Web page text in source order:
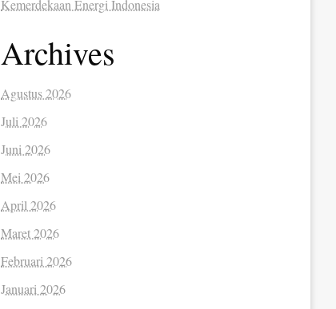
Kemerdekaan Energi Indonesia
Archives
Agustus 2026
Juli 2026
Juni 2026
Mei 2026
April 2026
Maret 2026
Februari 2026
Januari 2026